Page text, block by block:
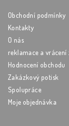
Obchodní podmínky
Kontakty
O nás
reklamace a vrácení
Hodnocení obchodu
Zakázkový potisk
Spolupráce
Moje objednávka